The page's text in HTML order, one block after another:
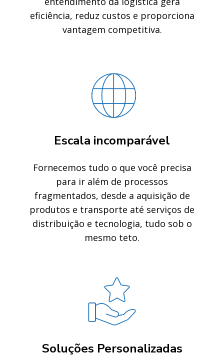
eficiência, reduz custos e proporciona
vantagem competitiva.
Escala incomparável
Fornecemos tudo o que você precisa
para ir além de processos
fragmentados, desde a aquisição de
produtos e transporte até serviços de
distribuição e tecnologia, tudo sob o
mesmo teto.
Soluções Personalizadas